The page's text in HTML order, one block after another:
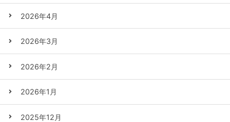
2026年4月
2026年3月
2026年2月
2026年1月
2025年12月